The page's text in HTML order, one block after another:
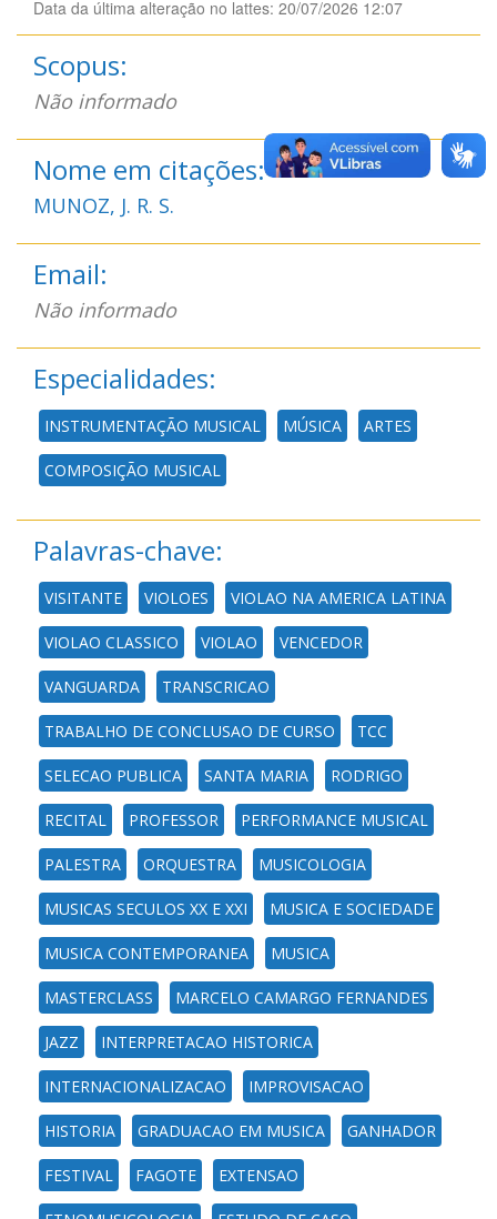
Data da última alteração no lattes: 20/07/2026 12:07
Scopus:
Não informado
Nome em citações:
MUNOZ, J. R. S.
Email:
Não informado
Especialidades:
INSTRUMENTAÇÃO MUSICAL MÚSICA ARTES
COMPOSIÇÃO MUSICAL
Palavras-chave:
VISITANTE VIOLOES VIOLAO NA AMERICA LATINA
VIOLAO CLASSICO VIOLAO VENCEDOR
VANGUARDA TRANSCRICAO
TRABALHO DE CONCLUSAO DE CURSO TCC
SELECAO PUBLICA SANTA MARIA RODRIGO
RECITAL PROFESSOR PERFORMANCE MUSICAL
PALESTRA ORQUESTRA MUSICOLOGIA
MUSICAS SECULOS XX E XXI MUSICA E SOCIEDADE
MUSICA CONTEMPORANEA MUSICA
MASTERCLASS MARCELO CAMARGO FERNANDES
JAZZ INTERPRETACAO HISTORICA
INTERNACIONALIZACAO IMPROVISACAO
HISTORIA GRADUACAO EM MUSICA GANHADOR
FESTIVAL FAGOTE EXTENSAO